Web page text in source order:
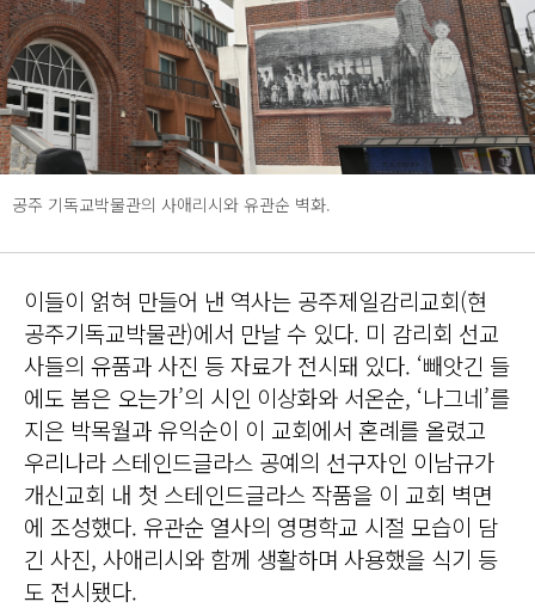
공주 기독교박물관의 사애리시와 유관순 벽화.
이들이 얽혀 만들어 낸 역사는 공주제일감리교회(현
공주기독교박물관)에서 만날 수 있다. 미 감리회 선교
사들의 유품과 사진 등 자료가 전시돼 있다. ‘빼앗긴 들
에도 봄은 오는가’의 시인 이상화와 서온순, ‘나그네’를
지은 박목월과 유익순이 이 교회에서 혼례를 올렸고
우리나라 스테인드글라스 공예의 선구자인 이남규가
개신교회 내 첫 스테인드글라스 작품을 이 교회 벽면
에 조성했다. 유관순 열사의 영명학교 시절 모습이 담
긴 사진, 사애리시와 함께 생활하며 사용했을 식기 등
도 전시됐다.